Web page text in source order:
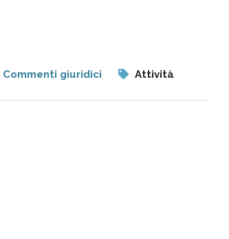
Commenti giuridici
Attività